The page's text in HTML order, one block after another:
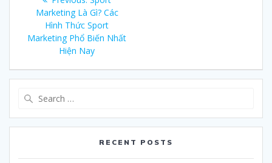
navigation
post:
Marketing Là Gì? Các
Hình Thức Sport
Marketing Phổ Biến Nhất
Hiện Nay
RECENT POSTS